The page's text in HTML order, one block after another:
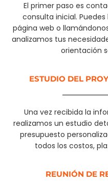
El primer paso es
consulta inicial.
página web o
analizamos tus
orientación
ESTUDIO DEL
Una vez recibida la
realizamos un estudio
presupuesto
todos los costos,
REUNIÓN DE